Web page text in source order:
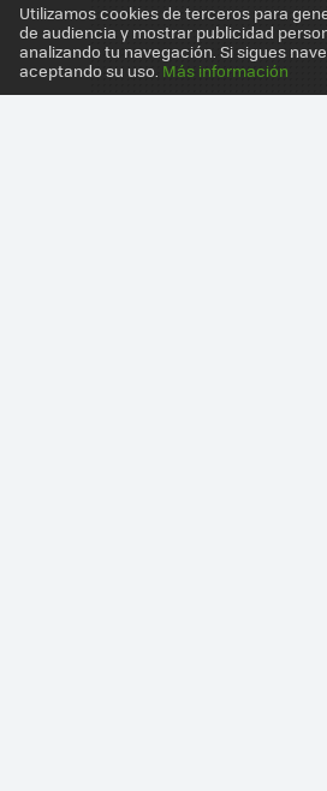
Utilizamos cookies de terceros para
de audiencia y mostrar publicidad
analizando tu navegación. Si sigues
aceptando su uso. Más información